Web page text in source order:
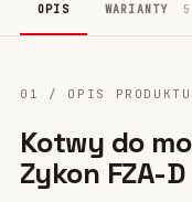
OPIS WARIANTY 5
01 / OPIS PRODUKTU
Kotwy do
Zykon FZA-D